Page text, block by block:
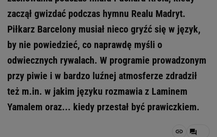
zaczął gwizdać podczas hymnu Realu Madryt.
Piłkarz Barcelony musiał nieco gryźć się w język,
by nie powiedzieć, co naprawdę myśli o
odwiecznych rywalach. W programie prowadzonym
przy piwie i w bardzo luźnej atmosferze zdradził
też m.in. w jakim języku rozmawia z Laminem
Yamalem oraz... kiedy przestał być prawiczkiem.